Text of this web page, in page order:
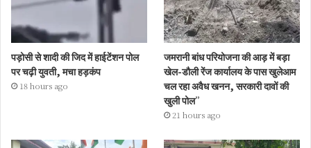
पड़ोसी से शादी की जिद में हाईटेंशन पोल
पर चढ़ी युवती, मचा हड़कंप
18 hours ago
जमरानी बांध परियोजना की आड़ में बड़ा
खेल-डौली रेंज कार्यालय के पास खुलेआम
चल रहा अवैध खनन, सरकारी दावों की
खुली पोल”
21 hours ago